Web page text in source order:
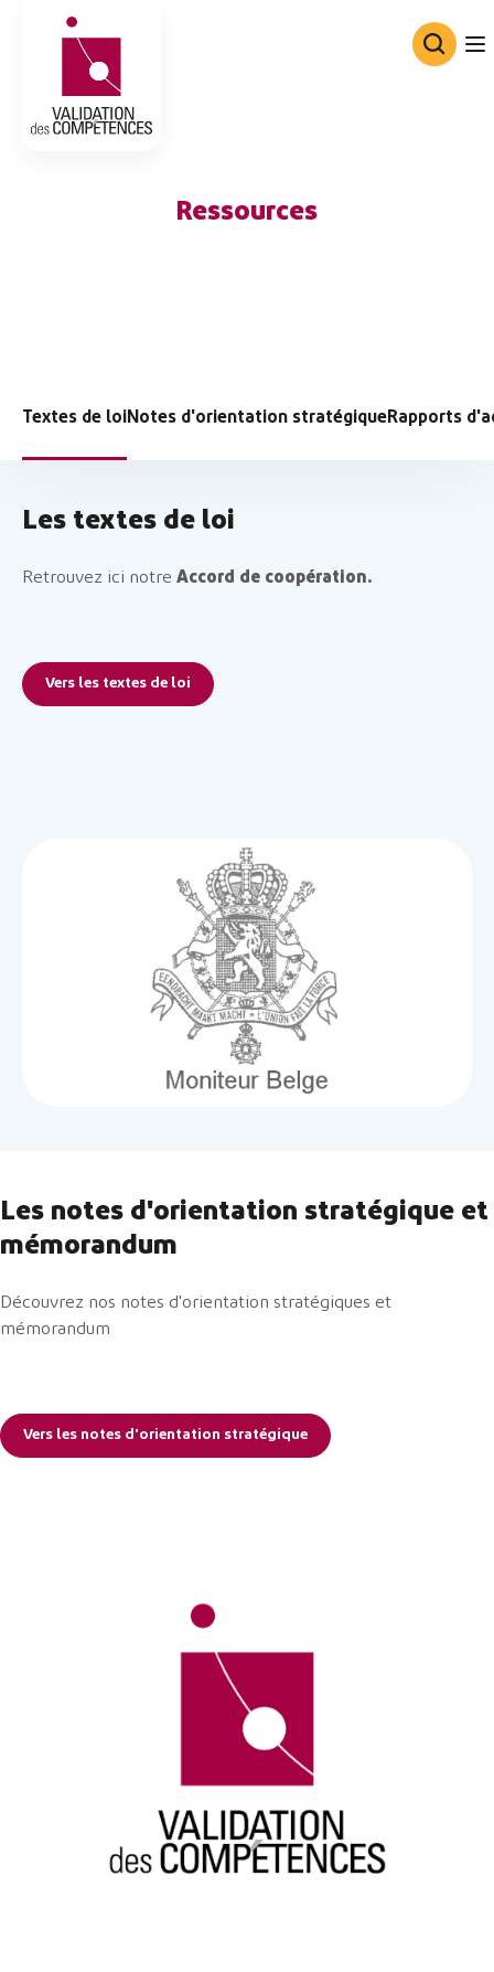
Consortium de Validation des
Ressources
Textes de loiNotes d'orientation stratégiqueRapports
Les textes de loi
Retrouvez ici notre Accord de coopération.
Vers les textes de loi
Les notes d'orientation stratégique et
mémorandum
Découvrez nos notes d'orientation stratégiques et
mémorandum
Vers les notes d'orientation stratégique